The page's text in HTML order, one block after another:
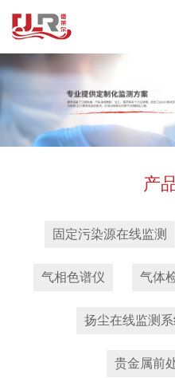
产
固定污染源在线监测
气相色谱仪 气体
扬尘在线监测
贵金属前